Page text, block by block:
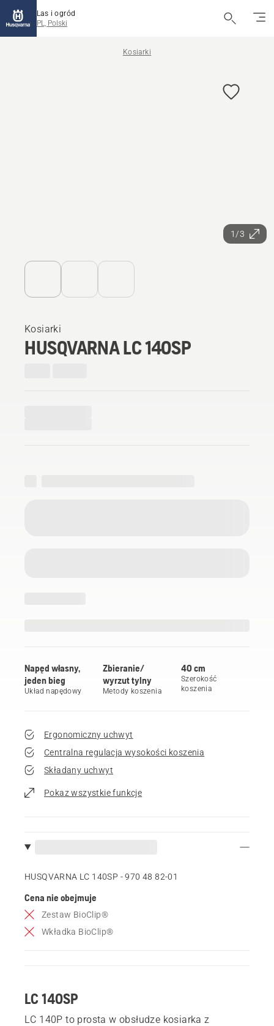
Las i ogród
PL, Polski
Kosiarki
1/3
Kosiarki
HUSQVARNA LC 140SP
Napęd własny,
jeden bieg
Układ napędowy
Zbieranie/
wyrzut tylny
Metody koszenia
40 cm
Szerokość
koszenia
Ergonomiczny uchwyt
Centralna regulacja wysokości koszenia
Składany uchwyt
Pokaz wszystkie funkcje
HUSQVARNA LC 140SP - 970 48 82‑01
Cena nie obejmuje
Zestaw BioClip®
Wkładka BioClip®
LC 140SP
LC 140P to prosta w obsłudze kosiarka z